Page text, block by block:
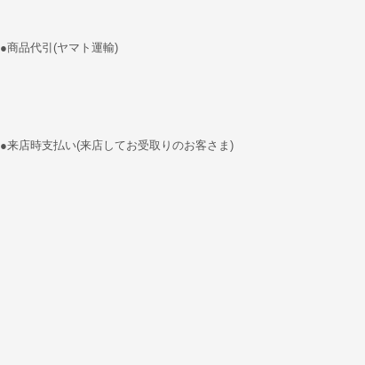
●商品代引(ヤマト運輸)
●来店時支払い(来店してお受取りのお客さま)